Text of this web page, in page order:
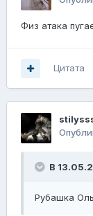
Физ атака
Цитата
В
Рубашка